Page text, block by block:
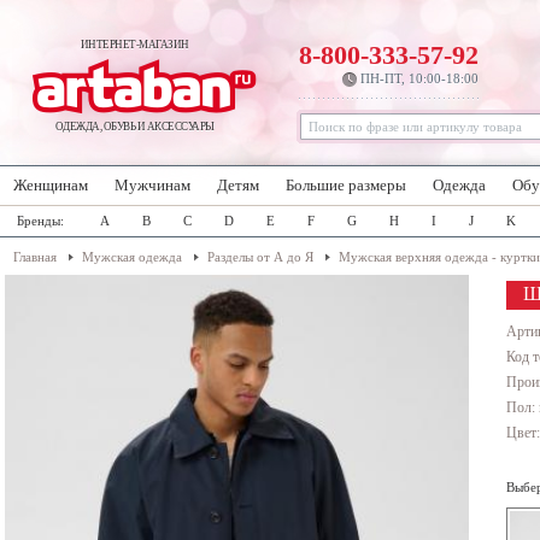
ИНТЕРНЕТ-МАГАЗИН
ОДЕЖДА, ОБУВЬ И АКСЕССУАРЫ
8-800-333-57-92
ПН-ПТ, 10:00-18:00
Женщинам Мужчинам Детям Большие размеры Одежда
Бренды: A B C D E F G H I J K
Главная Мужская одежда Разделы от А до Я Мужская верхняя одежда -
Код
Пол: